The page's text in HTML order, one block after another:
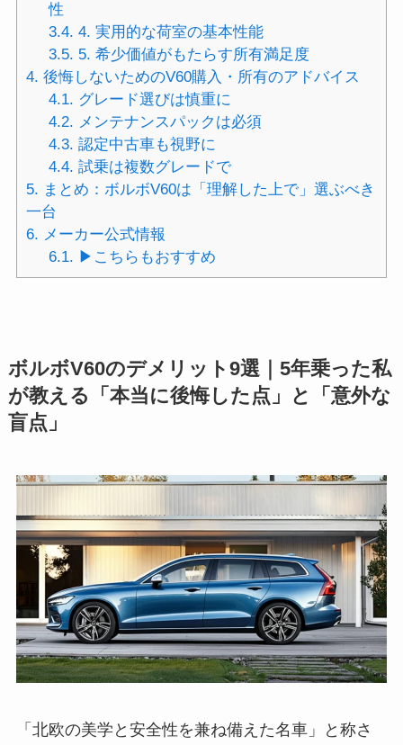
性
3.4. 4. 実用的な荷室の基本性能
3.5. 5. 希少価値がもたらす所有満足度
4. 後悔しないためのV60購入・所有のアドバイス
4.1. グレード選びは慎重に
4.2. メンテナンスパックは必須
4.3. 認定中古車も視野に
4.4. 試乗は複数グレードで
5. まとめ：ボルボV60は「理解した上で」選ぶべき
一台
6. メーカー公式情報
6.1. ▶︎こちらもおすすめ
ボルボV60のデメリット9選｜5年乗った私
が教える「本当に後悔した点」と「意外な
盲点」
「北欧の美学と安全性を兼ね備えた名車」と称さ